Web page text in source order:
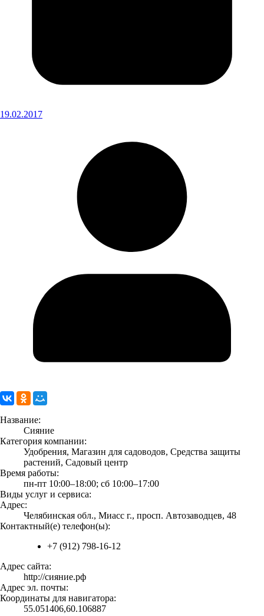
19.02.2017
Название:
Сияние
Категория компании:
Удобрения, Магазин для садоводов, Средства защиты
растений, Садовый центр
Время работы:
пн-пт 10:00–18:00; сб 10:00–17:00
Виды услуг и сервиса:
Адрес:
Челябинская обл., Миасс г., просп. Автозаводцев, 48
Контактный(е) телефон(ы):
+7 (912) 798-16-12
Адрес сайта:
http://сияние.рф
Адрес эл. почты:
Координаты для навигатора:
55.051406,60.106887